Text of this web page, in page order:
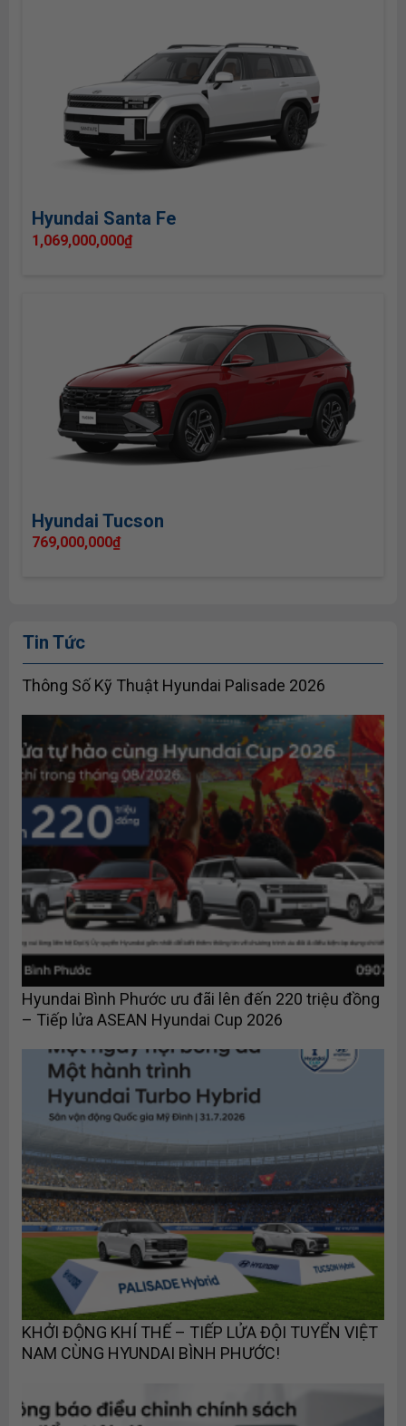
Hyundai Santa Fe
1,069,000,000₫
Hyundai Tucson
769,000,000₫
Tin Tức
Thông Số Kỹ Thuật Hyundai Palisade 2026
Hyundai Bình Phước ưu đãi lên đến 220 triệu đồng
– Tiếp lửa ASEAN Hyundai Cup 2026
KHỞI ĐỘNG KHÍ THẾ – TIẾP LỬA ĐỘI TUYỂN VIỆT
NAM CÙNG HYUNDAI BÌNH PHƯỚC!